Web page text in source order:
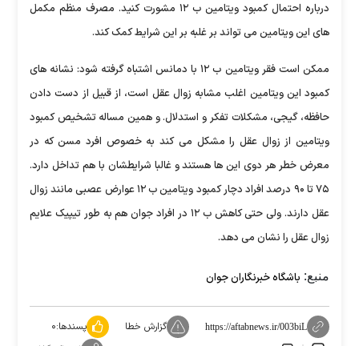
درباره احتمال کمبود ویتامین ب ۱۲ مشورت کنید. مصرف منظم مکمل
های این ویتامین می تواند بر غلبه بر این شرایط کمک کند.
ممکن است فقر ویتامین ب ۱۲ با دمانس اشتباه گرفته شود: نشانه های
کمبود این ویتامین اغلب مشابه زوال عقل است، از قبیل از دست دادن
حافظه، گیجی، مشکلات تفکر و استدلال. و همین مساله تشخیص کمبود
ویتامین از زوال عقل را مشکل می کند به خصوص افرد مسن که در
معرض خطر هر دوی این ها هستند و غالبا شرایطشان با هم تداخل دارد.
۷۵ تا ۹۰ درصد افراد دچار کمبود ویتامین ب ۱۲ عوارض عصبی مانند زوال
عقل دارند. ولی حتی کاهش ب ۱۲ در افراد جوان هم به طور تیپیک علایم
زوال عقل را نشان می دهد.
منبع: باشگاه خبرنگاران جوان
https://aftabnews.ir/003biL گزارش خطا پسندها:۰